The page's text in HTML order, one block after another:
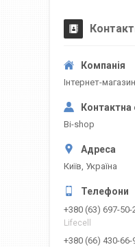
Інтернет-
Bi-shop
Київ, Україна
+380 (63) 697-50-
Lifecell
+380 (66) 430-66-